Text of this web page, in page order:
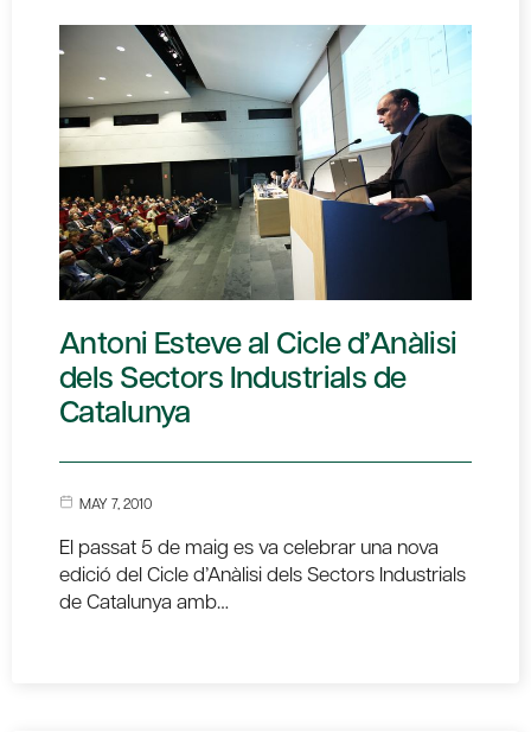
Antoni Esteve al Cicle d’Anàlisi
dels Sectors Industrials de
Catalunya
MAY 7, 2010
El passat 5 de maig es va celebrar una nova
edició del Cicle d’Anàlisi dels Sectors Industrials
de Catalunya amb…